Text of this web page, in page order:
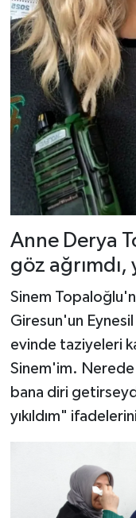
Anne Derya
göz ağrımdı,
Sinem
Giresun'un
evinde taziyeleri
Sinem'im. Nerede
bana diri
yıkıldım"